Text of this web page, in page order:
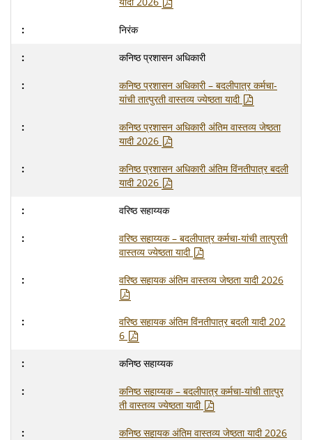
निरंक
कनिष्ठ प्रशासन अधिकारी
कनिष्ठ प्रशासन अधिकारी – बदलीपात्र कर्मचा-
यांची तात्पुरती वास्तव्य ज्येष्ठता यादी
कनिष्ठ प्रशासन अधिकारी अंतिम वास्तव्य जेष्ठता
यादी 2026
कनिष्ठ प्रशासन अधिकारी अंतिम विंनतीपात्र बदली
यादी 2026
वरिष्ठ सहाय्यक
वरिष्ठ सहाय्यक – बदलीपात्र कर्मचा-यांची तात्पुरती
वास्तव्य ज्येष्ठता यादी
वरिष्ठ सहायक अंतिम वास्तव्य जेष्ठता यादी 2026
वरिष्ठ सहायक अंतिम विंनतीपात्र बदली यादी 202
6
कनिष्ठ सहाय्यक
कनिष्ठ सहाय्यक – बदलीपात्र कर्मचा-यांची तात्पुर
ती वास्तव्य ज्येष्ठता यादी
कनिष्ठ सहायक अंतिम वास्तव्य जेष्ठता यादी 2026